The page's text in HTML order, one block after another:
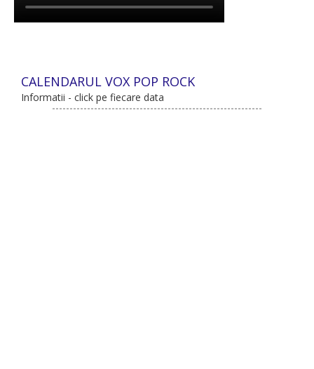
CALENDARUL VOX POP ROCK
Informatii - click pe fiecare data